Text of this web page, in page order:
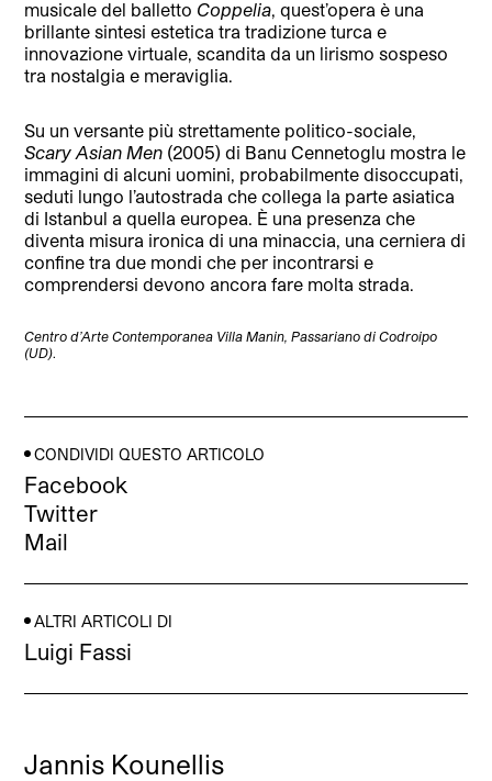
musicale del balletto Coppelia, quest’opera è una
brillante sintesi estetica tra tradizione turca e
innovazione virtuale, scandita da un lirismo sospeso
tra nostalgia e meraviglia.
Su un versante più strettamente politico-sociale,
Scary Asian Men (2005) di Banu Cennetoglu mostra le
immagini di alcuni uomini, probabilmente disoccupati,
seduti lungo l’autostrada che collega la parte asiatica
di Istanbul a quella europea. È una presenza che
diventa misura ironica di una minaccia, una cerniera di
confine tra due mondi che per incontrarsi e
comprendersi devono ancora fare molta strada.
Centro d’Arte Contemporanea Villa Manin, Passariano di Codroipo
(UD).
CONDIVIDI QUESTO ARTICOLO
Facebook
Twitter
Mail
ALTRI ARTICOLI DI
Luigi Fassi
Jannis Kounellis